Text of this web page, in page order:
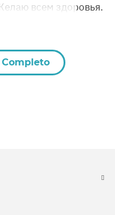
всем здоровья.
Completo